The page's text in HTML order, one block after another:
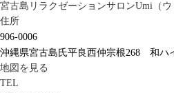
宮古島リラクゼーションサロンUmi（ウ
住所
906-0006
沖縄県宮古島氏平良西仲宗根268 和ハ
地図を見る
TEL